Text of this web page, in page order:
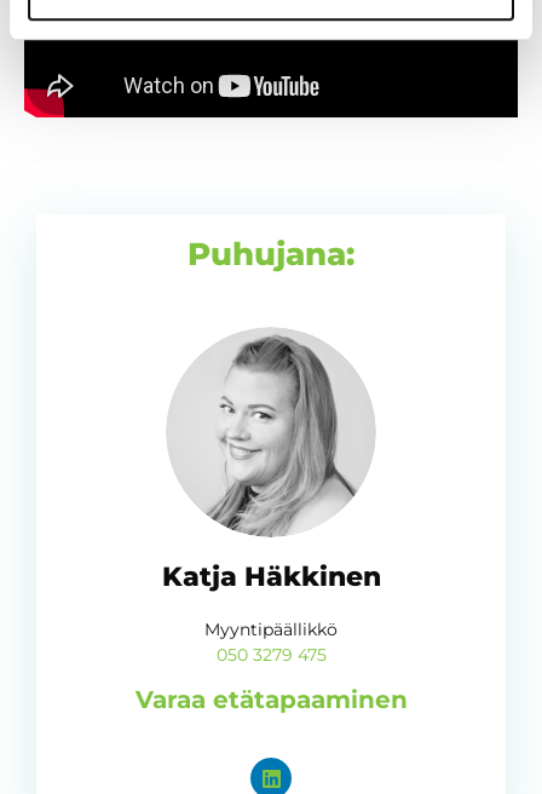
Puhujana:
Katja Häkkinen
Myyntipäällikkö
050 3279 475
Varaa etätapaaminen